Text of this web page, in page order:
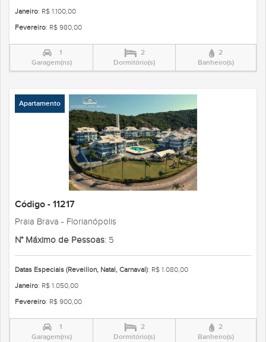
Janeiro: R$ 1.100,00
Fevereiro: R$ 980,00
1
Garagem(ns)
2
Dormitório(s)
2
Banheiro(s)
Apartamento
Código - 11217
Praia Brava - Florianópolis
N° Máximo de Pessoas: 5
Datas Especiais (Reveillon, Natal, Carnaval): R$ 1.080,00
Janeiro: R$ 1.050,00
Fevereiro: R$ 900,00
1
Garagem(ns)
2
Dormitório(s)
2
Banheiro(s)